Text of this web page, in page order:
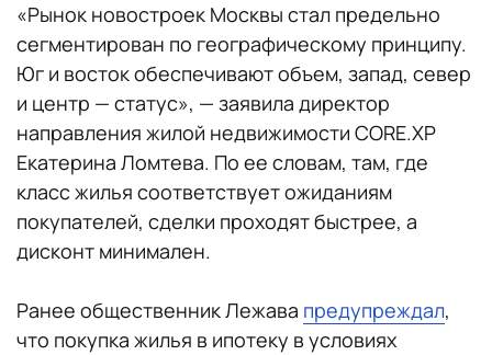
«Рынок новостроек Москвы стал предельно
сегментирован по географическому принципу.
Юг и восток обеспечивают объем, запад, север
и центр — статус», — заявила директор
направления жилой недвижимости CORE.XP
Екатерина Ломтева. По ее словам, там, где
класс жилья соответствует ожиданиям
покупателей, сделки проходят быстрее, а
дисконт минимален.
Ранее общественник Лежава предупреждал,
что покупка жилья в ипотеку в условиях